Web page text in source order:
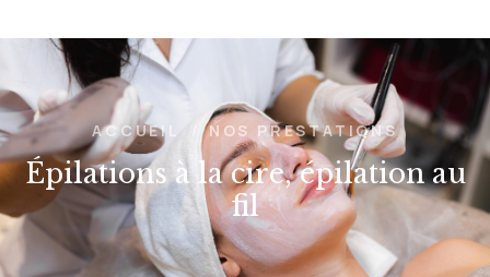
ACCUEIL NOS PRESTATIONS
Épilations à la cire, épilation au
fil